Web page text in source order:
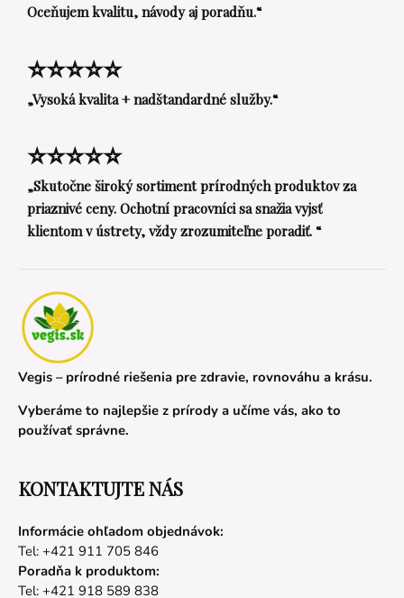
Oceňujem kvalitu, návody aj poradňu.“
⭐⭐⭐⭐⭐
„Vysoká kvalita + nadštandardné služby.“
⭐⭐⭐⭐⭐
„Skutočne široký sortiment prírodných produktov za
priaznivé ceny. Ochotní pracovníci sa snažia vyjsť
klientom v ústrety, vždy zrozumiteľne poradiť. “
Vegis – prírodné riešenia pre zdravie, rovnováhu a krásu.
Vyberáme to najlepšie z prírody a učíme vás, ako to
používať správne.
KONTAKTUJTE NÁS
Informácie ohľadom objednávok:
Tel: +421 911 705 846
Poradňa k produktom:
Tel: +421 918 589 838